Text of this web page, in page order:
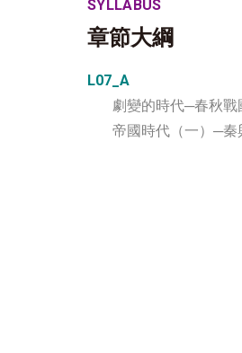
SYLLABUS
章節大綱
L07_A
劇變的時代─春秋戰
帝國時代（一）─秦